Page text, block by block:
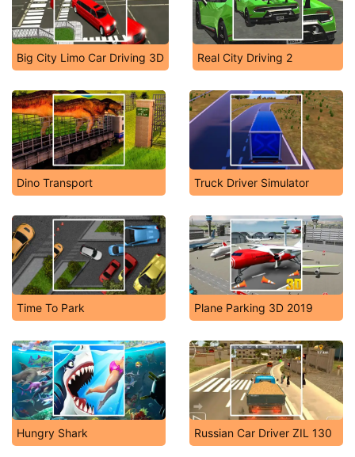
Big City Limo Car Driving 3D Real City Driving 2
Dino Transport Truck Driver Simulator
Time To Park Plane Parking 3D 2019
Hungry Shark Russian Car Driver ZIL 130